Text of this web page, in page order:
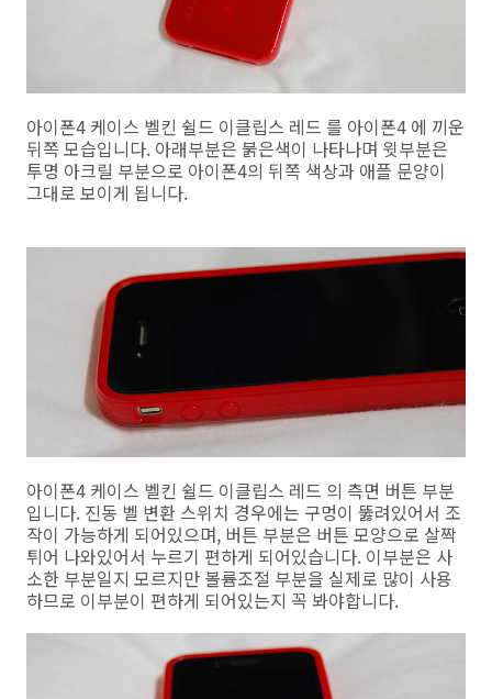
아이폰4 케이스 벨킨 쉴드 이클립스 레드 를 아이폰4 에 끼운
뒤쪽 모습입니다. 아래부분은 붉은색이 나타나며 윗부분은
투명 아크릴 부분으로 아이폰4의 뒤쪽 색상과 애플 문양이
그대로 보이게 됩니다.
아이폰4 케이스 벨킨 쉴드 이클립스 레드 의 측면 버튼 부분
입니다. 진동 벨 변환 스위치 경우에는 구멍이 뚫려있어서 조
작이 가능하게 되어있으며, 버튼 부분은 버튼 모양으로 살짝
튀어 나와있어서 누르기 편하게 되어있습니다. 이부분은 사
소한 부분일지 모르지만 볼륨조절 부분을 실제로 많이 사용
하므로 이부분이 편하게 되어있는지 꼭 봐야합니다.